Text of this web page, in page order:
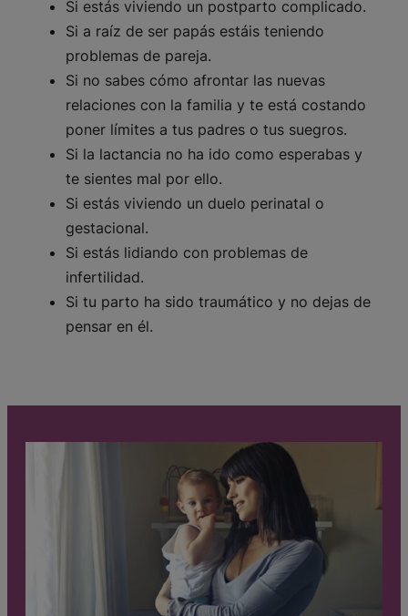
Si estás viviendo un postparto complicado.
Si a raíz de ser papás estáis teniendo
problemas de pareja.
Si no sabes cómo afrontar las nuevas
relaciones con la familia y te está costando
poner límites a tus padres o tus suegros.
Si la lactancia no ha ido como esperabas y
te sientes mal por ello.
Si estás viviendo un duelo perinatal o
gestacional.
Si estás lidiando con problemas de
infertilidad.
Si tu parto ha sido traumático y no dejas de
pensar en él.